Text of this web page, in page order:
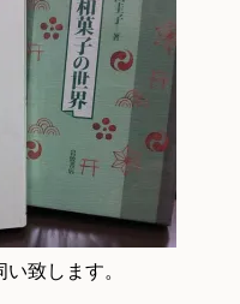
い致します。